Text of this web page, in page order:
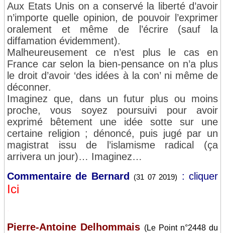
Aux Etats Unis on a conservé la liberté d’avoir
n’importe quelle opinion, de pouvoir l’exprimer
oralement et même de l’écrire (sauf la
diffamation évidemment).
Malheureusement ce n’est plus le cas en
France car selon la bien-pensance on n’a plus
le droit d’avoir ‘des idées à la con’ ni même de
déconner.
Imaginez que, dans un futur plus ou moins
proche, vous soyez poursuivi pour avoir
exprimé bêtement une idée sotte sur une
certaine religion ; dénoncé, puis jugé par un
magistrat issu de l’islamisme radical (ça
arrivera un jour)… Imaginez…
Commentaire de Bernard
(31 07 2019) : cliquer
Ici
Pierre-Antoine Delhommais (Le Point n°2448 du